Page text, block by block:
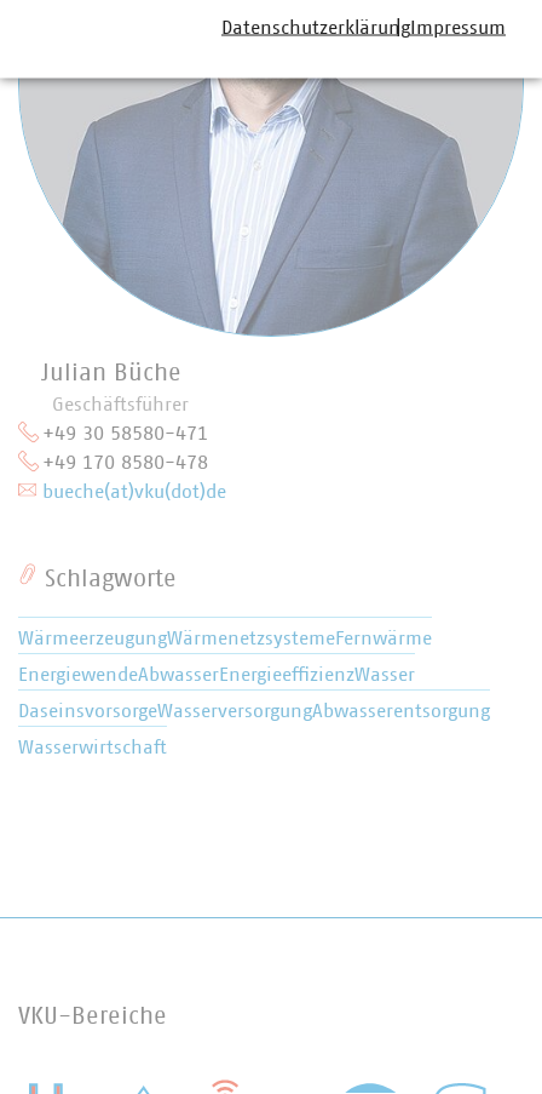
Julian Büche
Geschäftsführer
+49 30 58580-471
+49 170 8580-478
bueche(at)vku(dot)de
Schlagworte
WärmeerzeugungWärmenetzsystemeFernwärme
EnergiewendeAbwasserEnergieeffizienzWasser
DaseinsvorsorgeWasserversorgungAbwasserentsorgung
Wasserwirtschaft
VKU-Bereiche
DatenschutzerklärungImpressum